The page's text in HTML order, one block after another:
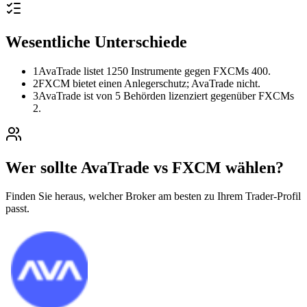
Wesentliche Unterschiede
1 AvaTrade listet 1250 Instrumente gegen FXCMs 400.
2FXCM bietet einen Anlegerschutz; AvaTrade nicht.
3AvaTrade ist von 5 Behörden lizenziert gegenüber FXCMs
2.
Wer sollte AvaTrade vs FXCM wählen?
Finden Sie heraus, welcher Broker am besten zu Ihrem Trader-Profil
passt.